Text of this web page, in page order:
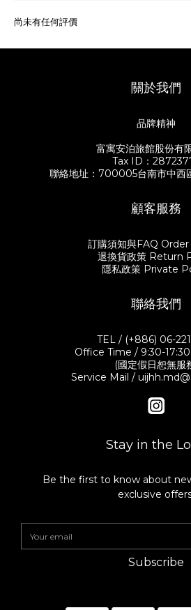
尚未有任何評價
關於我們
品牌精神
富寓安泊旅館股份有
Tax ID：
聯絡地址：700005台南市中西
顧客服務
訂購須知與FAQ
退換貨政策 Return
隱私政策 Private
聯絡我們
TEL / (+886) 06-
Office Time / 9:30-
(國定假日恕無服
Service Mail /
Stay in the
Be the first to know about
exclusive
Subscribe